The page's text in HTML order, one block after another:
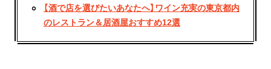
【酒で店を選びたいあなたへ】ワイン充実の東京都内
のレストラン＆居酒屋おすすめ12選